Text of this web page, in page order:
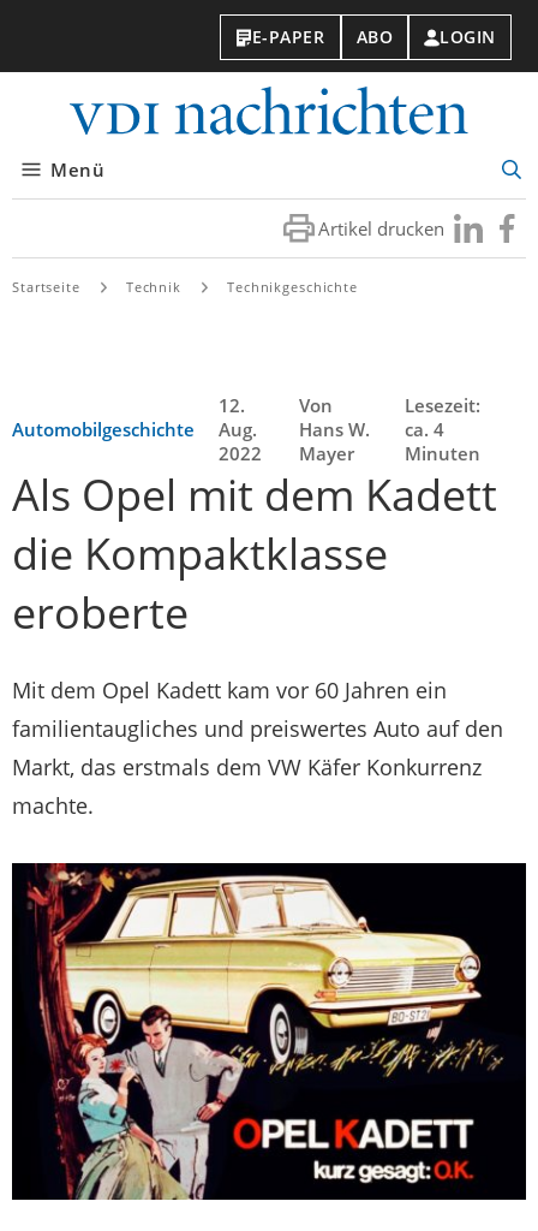
E-PAPER ABO LOGIN
Menü
Artikel drucken Besuchen
Sie
Sie
Startseite Technik Technikgeschichte
Automobilgeschichte
12.
Aug.
2022
Von
Hans W.
Mayer
Lesezeit:
ca. 4
Minuten
Als Opel mit dem Kadett
die Kompaktklasse
eroberte
Mit dem Opel Kadett kam vor 60 Jahren ein
familientaugliches und preiswertes Auto auf den
Markt, das erstmals dem VW Käfer Konkurrenz
machte.